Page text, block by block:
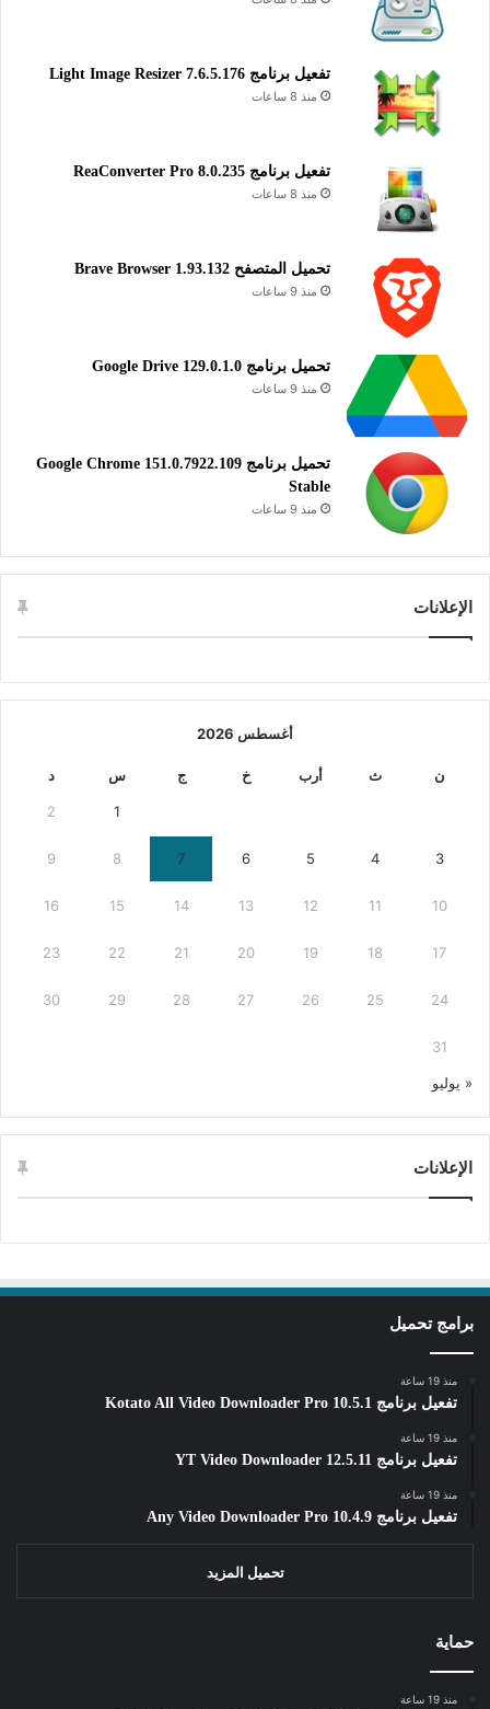
المؤقت، التسريع، وتعديل الصوت، بالإضافة إلى تكبير الشاشة وتغيير
نسبة الأبعاد. يتيح ضبط إعدادات البرنامج مثل تفعيل وضع ملء
الشاشة تلقائياً وتثبيت المشغل على سطح المكتب أو في علبة
النظام. يشمل البرنامج تطبيقات لتحويل الفيديو والصوت إلى صيغ
أخرى، ومحرر فيديو لتعديل وإنشاء مقاطع بسهولة. يتميز بخفة حجمه
الكمبيوتر الباحثين عن حل شامل ومجاني للوسائط المتعددة.
تسجيل الصوت والفيديو
تفعيل برنامج Light Image Resizer 7.6.5.176
منذ 8 ساعات
تفعيل برنامج ReaConverter Pro 8.0.235
منذ 8 ساعات
تحميل المتصفح Brave Browser 1.93.132
منذ 9 ساعات
تحميل برنامج Google Drive 129.0.1.0
منذ 9 ساعات
تحميل برنامج Google Chrome 151.0.7922.109
Stable
منذ 9 ساعات
الإعلانات
أغسطس 2026
ن ث أرب خ ج س د
1
2
3
4
5
6
7
8
9
10
11
12
13
14
15
16
17
18
19
20
21
22
23
24
25
26
27
28
29
30
31
« يوليو
الإعلانات
برامج تحميل
منذ 19 ساعة
تفعيل برنامج Kotato All Video Downloader Pro 10.5.1
منذ 19 ساعة
تفعيل برنامج YT Video Downloader 12.5.11
منذ 19 ساعة
تفعيل برنامج Any Video Downloader Pro 10.4.9
تحميل المزيد
حماية
منذ 19 ساعة